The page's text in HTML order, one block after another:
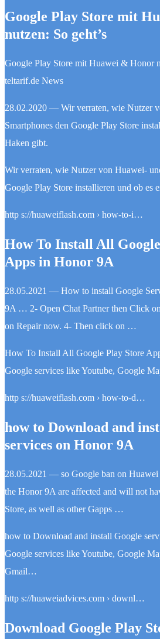
Google Play Store mit
nutzen: So geht’s
Google Play Store mit Huawei & Honor
teltarif.de News
28.02.2020 — Wir verraten, wie Nutzer
Smartphones den Google Play Store
Haken gibt.
Wir verraten, wie Nutzer von Huawei-
Google Play Store installieren und ob es
http s://huaweiflash.com › how-to-i…
How To Install All
Apps in Honor 9A
28.05.2021 — How to install Google
9A … 2- Open Chat Partner then Click
on Repair now. 4- Then click on …
How To Install All Google Play Store
Google services like Youtube, Google
http s://huaweiflash.com › how-to-d…
how to Download and
services on Honor 9A
28.05.2021 — so Google ban on
the Honor 9A are affected and will not
Store, as well as other Gapps …
how to Download and install Google
Google services like Youtube, Google
Gmail…
http s://huaweiadvices.com › downl…
Download Google Play